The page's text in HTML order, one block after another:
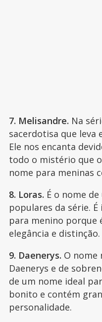
7. Melisandre. Na
sacerdotisa que leva
Ele nos encanta
todo o mistério que
nome para meninas
8. Loras. É o nome
populares da série.
para menino porque
elegância e distinção.
9. Daenerys. O nome
Daenerys e de
de um nome ideal
bonito e contém
personalidade.